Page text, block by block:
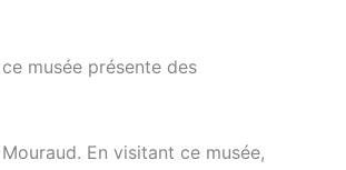
musée présente des
En visitant ce musée,